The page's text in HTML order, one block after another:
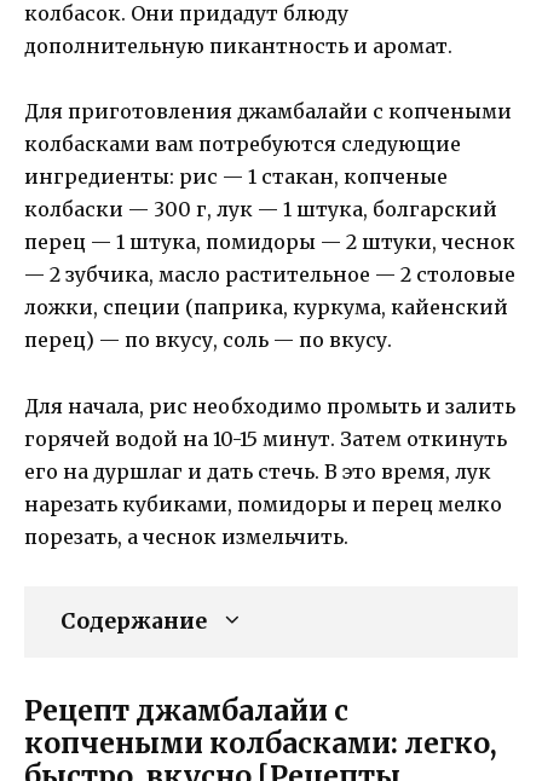
колбасок. Они придадут блюду
дополнительную пикантность и аромат.
Для приготовления джамбалайи с копчеными
колбасками вам потребуются следующие
ингредиенты: рис — 1 стакан, копченые
колбаски — 300 г, лук — 1 штука, болгарский
перец — 1 штука, помидоры — 2 штуки, чеснок
— 2 зубчика, масло растительное — 2 столовые
ложки, специи (паприка, куркума, кайенский
перец) — по вкусу, соль — по вкусу.
Для начала, рис необходимо промыть и залить
горячей водой на 10-15 минут. Затем откинуть
его на дуршлаг и дать стечь. В это время, лук
нарезать кубиками, помидоры и перец мелко
порезать, а чеснок измельчить.
Содержание
Рецепт джамбалайи с
копчеными колбасками: легко,